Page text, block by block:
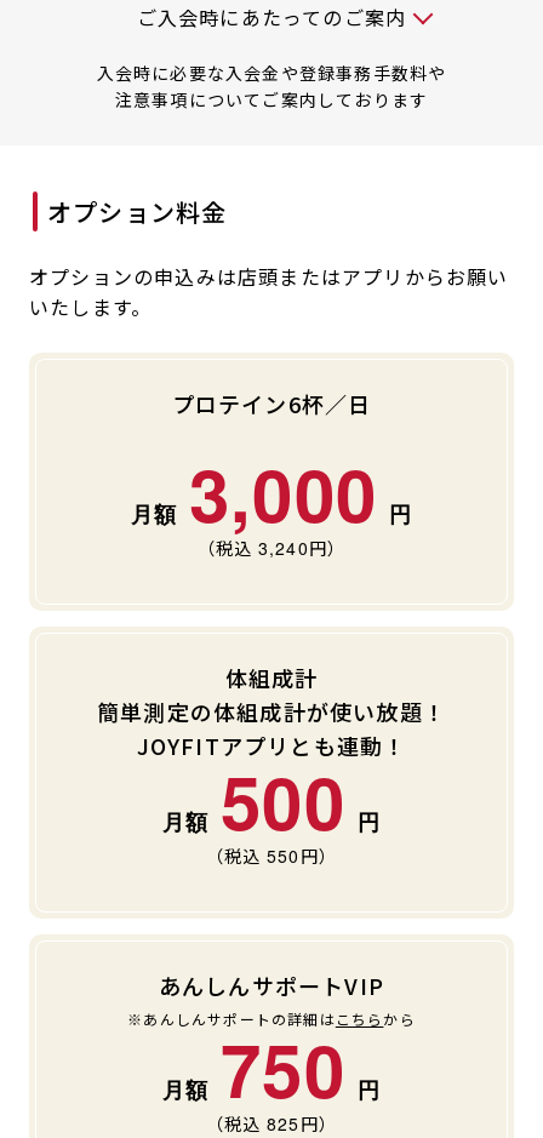
入会時には以下の料金が必要です
ご入会時にあたってのご案内
入会時に必要な入会金や登録事務手数料や
注意事項についてご案内しております
オプション料金
オプションの申込みは店頭またはアプリからお願い
いたします。
プロテイン6杯／日
3,000
（税込 3,240円）
体組成計
簡単測定の体組成計が使い放題！
JOYFITアプリとも連動！
500
（税込 550 円）
あんしんサポートVIP
※あんしんサポートの詳細はこちら から
750
（税込 825円）